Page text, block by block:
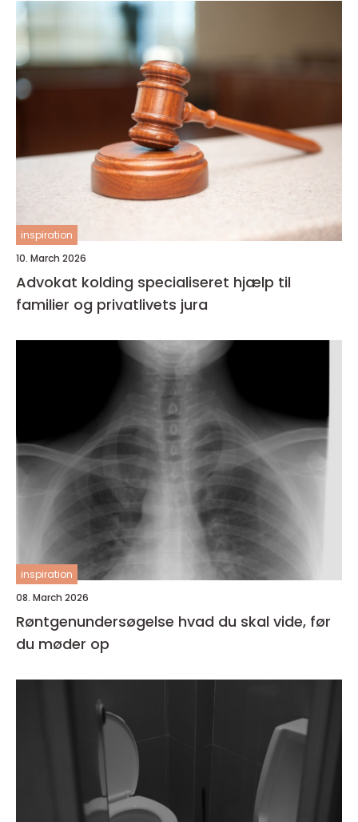
inspiration
10. March 2026
Advokat kolding specialiseret hjælp til
familier og privatlivets jura
inspiration
08. March 2026
Røntgenundersøgelse hvad du skal vide, før
du møder op